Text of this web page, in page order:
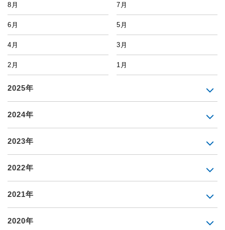
8月 7月
6月 5月
4月 3月
2月 1月
2025年
2024年
2023年
2022年
2021年
2020年